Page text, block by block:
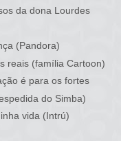
da dona Lourdes
(Pandora)
reais (família Cartoon)
é para os fortes
do Simba)
vida (Intrú)